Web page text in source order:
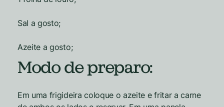
Sal a gosto;
Azeite a gosto;
Modo de preparo:
Em uma frigideira coloque o azeite e fritar a carne